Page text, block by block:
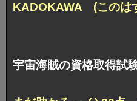
KADOKAWA (このは
宇宙海賊の資格取得試